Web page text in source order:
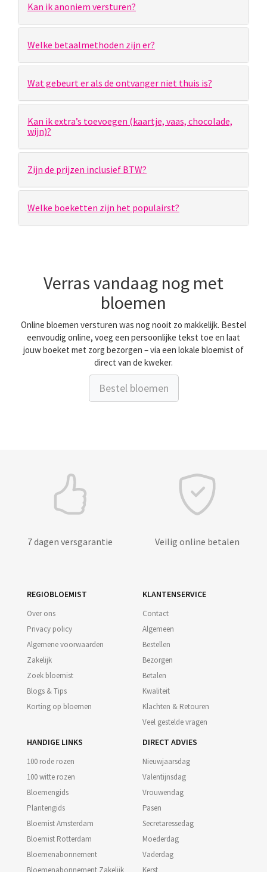
Kan ik anoniem versturen?
Welke betaalmethoden zijn er?
Wat gebeurt er als de ontvanger niet thuis is?
Kan ik extra’s toevoegen (kaartje, vaas, chocolade,
wijn)?
Zijn de prijzen inclusief BTW?
Welke boeketten zijn het populairst?
Verras vandaag nog met
bloemen
Online bloemen versturen was nog nooit zo makkelijk. Bestel
eenvoudig online, voeg een persoonlijke tekst toe en laat
jouw boeket met zorg bezorgen – via een lokale bloemist of
direct van de kweker.
Bestel bloemen
7 dagen versgarantie Veilig online betalen
REGIOBLOEMIST
Over ons
Privacy policy
Algemene voorwaarden
Zakelijk
Zoek bloemist
Blogs & Tips
Korting op bloemen
KLANTENSERVICE
Contact
Algemeen
Bestellen
Bezorgen
Betalen
Kwaliteit
Klachten & Retouren
Veel gestelde vragen
HANDIGE LINKS
100 rode rozen
100 witte rozen
Bloemengids
Plantengids
Bloemist Amsterdam
Bloemist Rotterdam
Bloemenabonnement
DIRECT ADVIES
Nieuwjaarsdag
Valentijnsdag
Vrouwendag
Pasen
Secretaressedag
Moederdag
Vaderdag